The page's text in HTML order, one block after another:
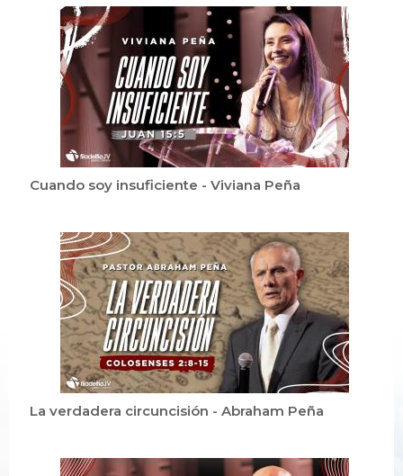
Cuando soy insuficiente - Viviana Peña
La verdadera circuncisión - Abraham Peña